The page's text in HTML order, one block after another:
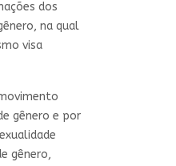
dos
na qual
visa
gênero e por
gênero,